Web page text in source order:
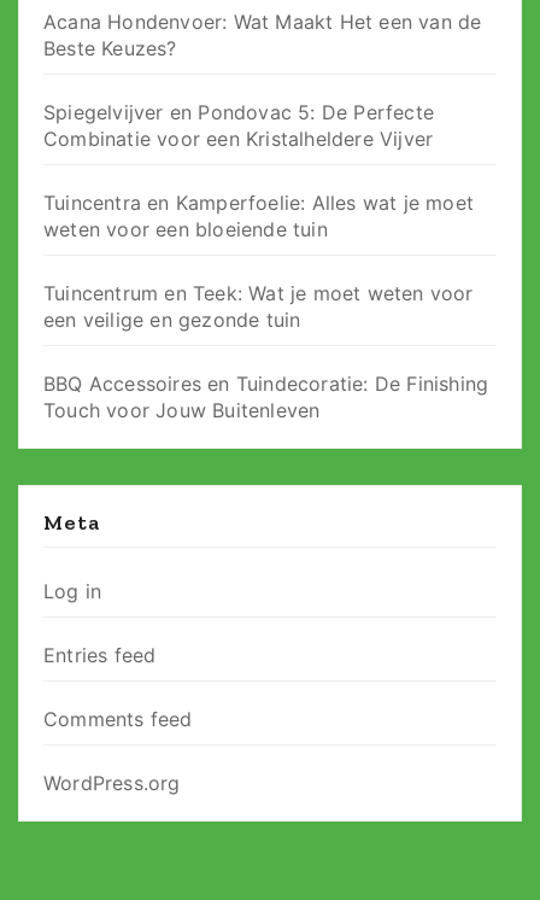
Acana Hondenvoer: Wat Maakt Het een van de
Beste Keuzes?
Spiegelvijver en Pondovac 5: De Perfecte
Combinatie voor een Kristalheldere Vijver
Tuincentra en Kamperfoelie: Alles wat je moet
weten voor een bloeiende tuin
Tuincentrum en Teek: Wat je moet weten voor
een veilige en gezonde tuin
BBQ Accessoires en Tuindecoratie: De Finishing
Touch voor Jouw Buitenleven
Meta
Log in
Entries feed
Comments feed
WordPress.org